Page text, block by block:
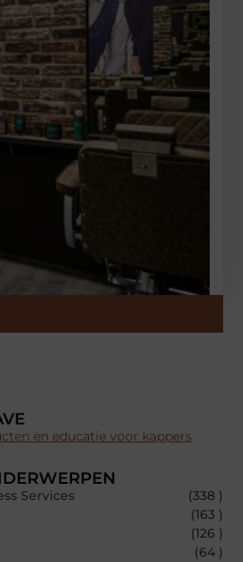
en educatie voor kappers
Services
(338 )
(163 )
(126 )
(64 )